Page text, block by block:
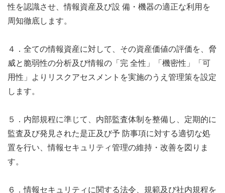
性を認識させ、情報資産及び設 備・機器の適正な利用を
周知徹底します。
４．全ての情報資産に対して、その資産価値の評価を、脅
威と脆弱性の分析及び情報の「完 全性」「機密性」「可
用性」よりリスクアセスメントを実施のうえ管理策を設定
します。
５．内部規程に準じて、内部監査体制を整備し、定期的に
監査及び発見された是正及び予 防事項に対する適切な処
置を行い、情報セキュリティ管理の維持・改善を図りま
す。
６．情報セキュリティに関する法令、規範及び社内規程を